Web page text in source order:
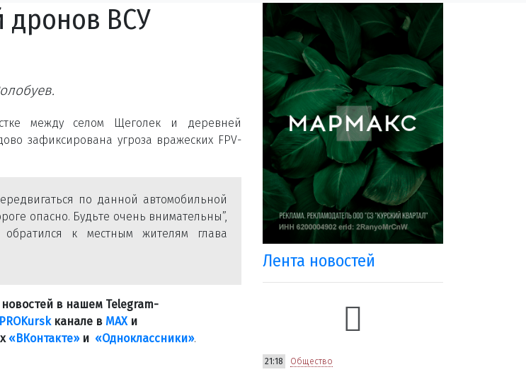
дронов ВСУ
между селом Щеголек и деревней
зафиксирована угроза вражеских FPV-
по данной автомобильной
опасно. Будьте очень внимательны”,
к местным жителям глава
в нашем Telegram-
PROKurskканале в МАХи
«ВКонтакте»и «Одноклассники».
Лента новостей
21:18 Общество